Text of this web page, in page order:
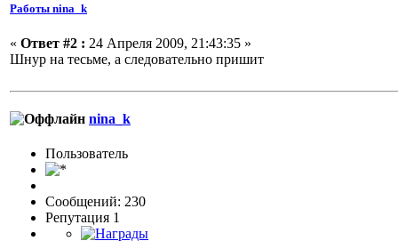
Работы nina_k
« Ответ #2 : 24 Апреля 2009, 21:43:35 »
Шнур на тесьме, а следовательно пришит
nina_k
Пользовaтeль
Сообщений: 230
Репутация 1